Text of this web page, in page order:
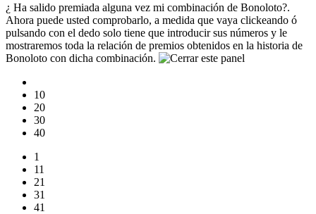
¿ Ha salido premiada alguna vez mi combinación de Bonoloto?.
Ahora puede usted comprobarlo, a medida que vaya clickeando ó
pulsando con el dedo solo tiene que introducir sus números y le
mostraremos toda la relación de premios obtenidos en la historia de
Bonoloto con dicha combinación.
10
20
30
40
1
11
21
31
41